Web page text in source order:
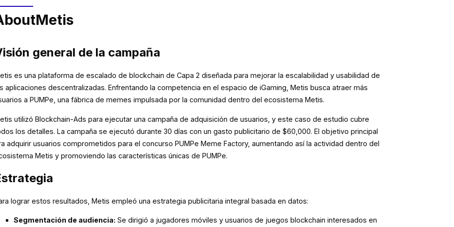
Metis
general de la campaña
es una plataforma de escalado de blockchain de Capa 2 diseñada para mejorar la escalabilidad y usabilidad de
aplicaciones descentralizadas. Enfrentando la competencia en el espacio de iGaming, Metis busca atraer más
a PUMPe, una fábrica de memes impulsada por la comunidad dentro del ecosistema Metis.
utilizó Blockchain-Ads para ejecutar una campaña de adquisición de usuarios, y este caso de estudio cubre
los detalles. La campaña se ejecutó durante 30 días con un gasto publicitario de $60,000. El objetivo principal
adquirir usuarios comprometidos para el concurso PUMPe Meme Factory, aumentando así la actividad dentro del
Metis y promoviendo las características únicas de PUMPe.
lograr estos resultados, Metis empleó una estrategia publicitaria integral basada en datos:
Segmentación de audiencia: Se dirigió a jugadores móviles y usuarios de juegos blockchain interesados en